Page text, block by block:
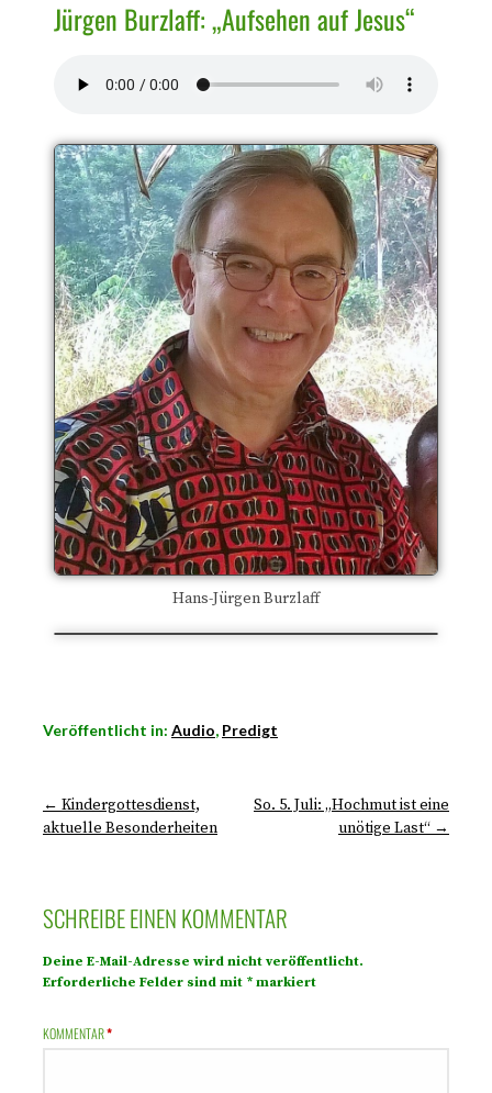
Jürgen Burzlaff: „Aufsehen auf Jesus“
Hans-Jürgen Burzlaff
Veröffentlicht in: Audio, Predigt
← Kindergottesdienst,
aktuelle Besonderheiten
So. 5. Juli: „Hochmut ist eine
unötige Last“ →
SCHREIBE EINEN KOMMENTAR
Deine E-Mail-Adresse wird nicht veröffentlicht.
Erforderliche Felder sind mit * markiert
KOMMENTAR*